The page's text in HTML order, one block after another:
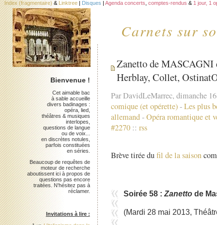
Carnets sur
Index (fragmentaire) & Linktree | Disques | Agenda concerts comptes-rendus & 1 jour, 1
Zanetto de MASCAGNI
Herblay, Collet,
Par DavidLeMarrec, dimanche
comique (et opérette)-Les plus
allemand-Opéra romantique et
#2270 :: rss
Brève tirée dufil de la saison
Soirée 58 : Zanettode
(Mardi 28 mai 2013,
Bienvenue !
Cet aimable bac
à sable accueille
divers badinages :
opéra, lied,
théâtres & musiques
interlopes,
questions de langue
ou de voix...
en discrètes notules,
parfois constituées
en séries.
Beaucoup de requêtes de
moteur de recherche
aboutissent ici à propos de
questions pas encore
traitées. N'hésitez pas à
réclamer.
Invitations à lire :